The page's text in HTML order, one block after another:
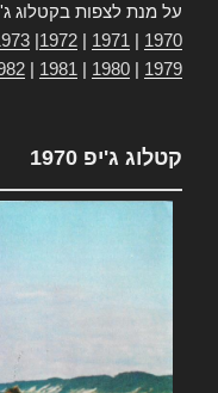
על מנת לצפות בקטלוג
1970
1971
1972
1979
1980
1981
קטלוג ג'יפ 1970